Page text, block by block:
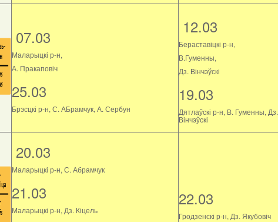
07.03
Маларыцкі р-н,
А. Пракаповіч
25.03
Брэсцкі р-н, С. АБрамчук, А. Сербун
12.03
Бераставіцкі р-н,
В.Гуменны,
Дз. Вінчэўскі
19.03
Дятлаўскі р-н, В. Гуменны, Дз.
Вінчэўскі
20.03
Маларыцкі р-н, С. Абрамчук
21.03
Маларыцкі р-н, Дз. Кіцель
22.03
Гродзенскі р-н, Дз. Якубовіч